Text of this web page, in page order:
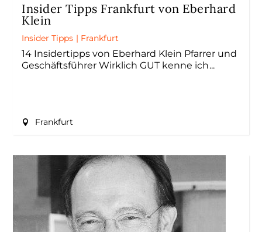
Insider Tipps Frankfurt von Eberhard
Klein
Insider Tipps | Frankfurt
14 Insidertipps von Eberhard Klein Pfarrer und
Geschäftsführer Wirklich GUT kenne ich
Frankfurt